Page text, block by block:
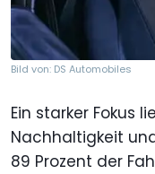
Bild von: DS Automobiles
Ein starker Fokus
Nachhaltigkeit
89 Prozent der